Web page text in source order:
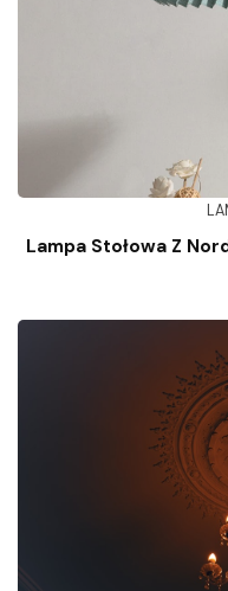
Lampa Stołowa Z